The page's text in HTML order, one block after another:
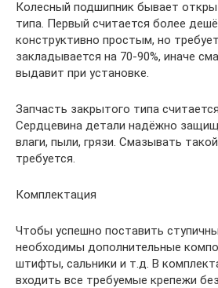
Колесный подшипник бывает
типа. Первый считается более
конструктивно простым, но
закладывается на 70-90%, иначе
выдавит при установке.
Запчасть закрытого типа
Сердцевина детали надёжно
влаги, пыли, грязи. Смазывать
требуется.
Комплектация
Чтобы успешно поставить
необходимы дополнительные
штифты, сальники и т.д. В
входить все требуемые крепежи